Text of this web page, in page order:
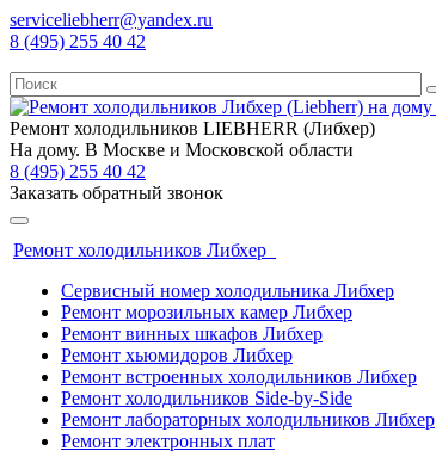
serviceliebherr@yandex.ru
8 (495) 255 40 42
Ремонт холодильников LIEBHERR (Либхер)
На дому. В Москве и Московской области
8 (495) 255 40 42
Заказать обратный звонок
Ремонт холодильников Либхер
Сервисный номер холодильника Либхер
Ремонт морозильных камер Либхер
Ремонт винных шкафов Либхер
Ремонт хьюмидоров Либхер
Ремонт встроенных холодильников Либхер
Ремонт холодильников Side-by-Side
Ремонт лабораторных холодильников Либхер
Ремонт электронных плат